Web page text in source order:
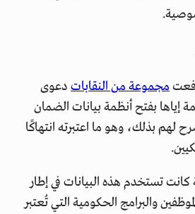
مجموعة من النقابات دعوى
إياها بفتح أنظمة بيانات الضمان
لهم بذلك، وهو ما اعتبرته انتهاكًا
كانت تستخدم هذه البيانات في إطار
والبرامج الحكومية التي تُعتبر